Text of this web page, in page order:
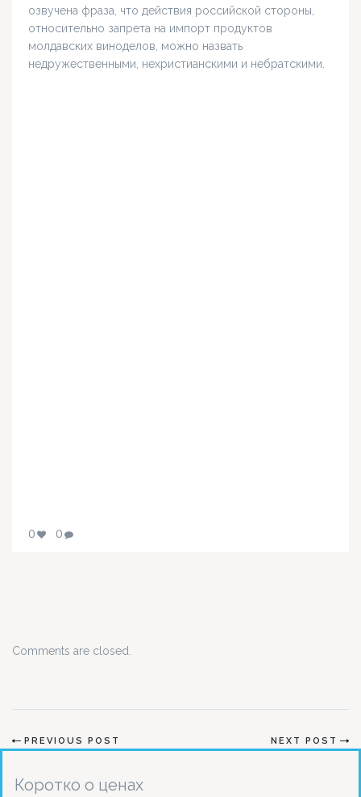
озвучена фраза, что действия российской стороны,
относительно запрета на импорт продуктов
молдавских виноделов, можно назвать
недружественными, нехристианскими и небратскими.
0 0
Comments are closed.
PREVIOUS POST NEXT POST
Коротко о ценах